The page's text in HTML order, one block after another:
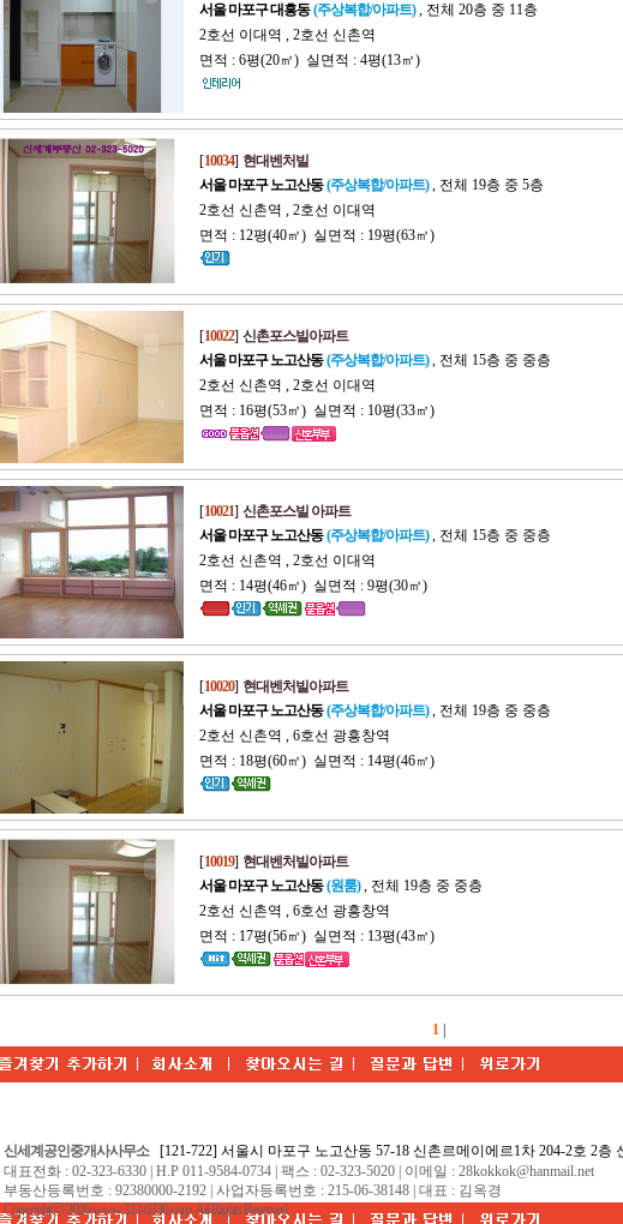
서울 마포구 대흥동 (주상복합/아파트), 전체 20층 중 11층
2호선 이대역 , 2호선 신촌역
면적 : 6평(20㎡) 실면적 : 4평(13㎡)
[10034] 현대벤처빌
서울 마포구 노고산동 (주상복합/아파트), 전체 19층 중 5층
2호선 신촌역 , 2호선 이대역
면적 : 12평(40㎡) 실면적 : 19평(63㎡)
[10022] 신촌포스빌아파트
서울 마포구 노고산동 (주상복합/아파트), 전체 15층 중 중층
2호선 신촌역 , 2호선 이대역
면적 : 16평(53㎡) 실면적 : 10평(33㎡)
[10021] 신촌포스빌 아파트
서울 마포구 노고산동 (주상복합/아파트), 전체 15층 중 중층
2호선 신촌역 , 2호선 이대역
면적 : 14평(46㎡) 실면적 : 9평(30㎡)
[10020] 현대벤처빌아파트
서울 마포구 노고산동 (주상복합/아파트), 전체 19층 중 중층
2호선 신촌역 , 6호선 광흥창역
면적 : 18평(60㎡) 실면적 : 14평(46㎡)
[10019] 현대벤처빌아파트
서울 마포구 노고산동 (원룸), 전체 19층 중 중층
2호선 신촌역 , 6호선 광흥창역
면적 : 17평(56㎡) 실면적 : 13평(43㎡)
1
신세계공인중개사사무소[121-722] 서울시 마포구 노고산동 57-18 신촌르메이에르1차 204-2호 2층
대표전화 : 02-323-6330 | H.P 011-9584-0734 | 팩스 : 02-323-5020 | 이메일 : 28kokkok@hanmail.net
부동산등록번호 : 92380000-2192 | 사업자등록번호 : 215-06-38148 | 대표 : 김옥경
Copyrightⓒ 2026 www.323-6330.com. All Rights Reserved.